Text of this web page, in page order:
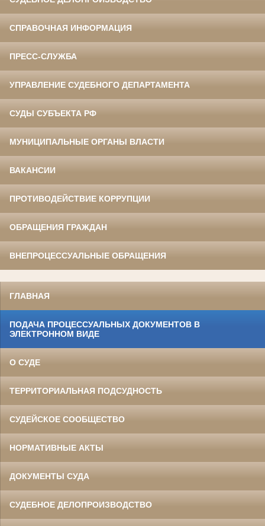
СПРАВОЧНАЯ ИНФОРМАЦИЯ
ПРЕСС-СЛУЖБА
УПРАВЛЕНИЕ СУДЕБНОГО ДЕПАРТАМЕНТА
СУДЫ СУБЪЕКТА РФ
МУНИЦИПАЛЬНЫЕ ОРГАНЫ ВЛАСТИ
ВАКАНСИИ
ПРОТИВОДЕЙСТВИЕ КОРРУПЦИИ
ОБРАЩЕНИЯ ГРАЖДАН
ВНЕПРОЦЕССУАЛЬНЫЕ ОБРАЩЕНИЯ
ГЛАВНАЯ
ПОДАЧА ПРОЦЕССУАЛЬНЫХ ДОКУМЕНТОВ В
ЭЛЕКТРОННОМ ВИДЕ
О СУДЕ
ТЕРРИТОРИАЛЬНАЯ ПОДСУДНОСТЬ
СУДЕЙСКОЕ СООБЩЕСТВО
НОРМАТИВНЫЕ АКТЫ
ДОКУМЕНТЫ СУДА
СУДЕБНОЕ ДЕЛОПРОИЗВОДСТВО